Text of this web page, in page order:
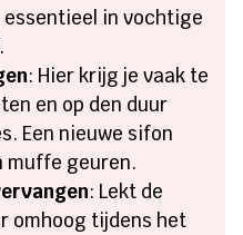
in vochtige
: Hier krijg je vaak te
en op den duur
Een nieuwe sifon
muffe geuren.
: Lekt de
omhoog tijdens het